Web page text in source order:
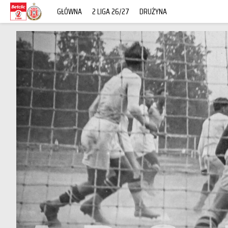
GŁÓWNA 2 LIGA 26/27 DRUŻYNA